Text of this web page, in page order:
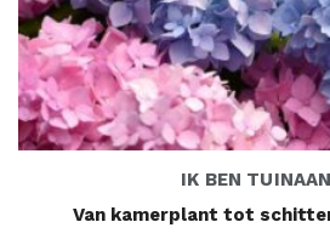
IK BEN
Van kamerplant tot